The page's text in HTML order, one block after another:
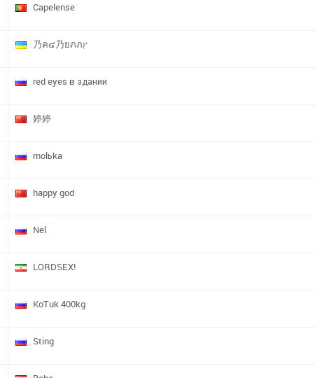
Capelense
乃ค๔乃ยภภץ
red eyes в здании
婷婷
molьka
happy god
Nel
LORDSEX!
KoTuk 400kg
Sting